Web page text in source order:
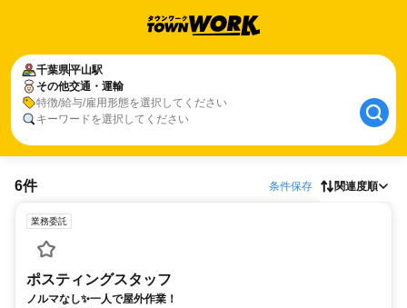
千葉県平山駅
その他交通・運輸
特徴/給与/雇用形態を選択してください
キーワードを選択してください
6件 条件保存 関連度順
業務委託
ポスティングスタッフ
ノルマなし✨一人で屋外作業！